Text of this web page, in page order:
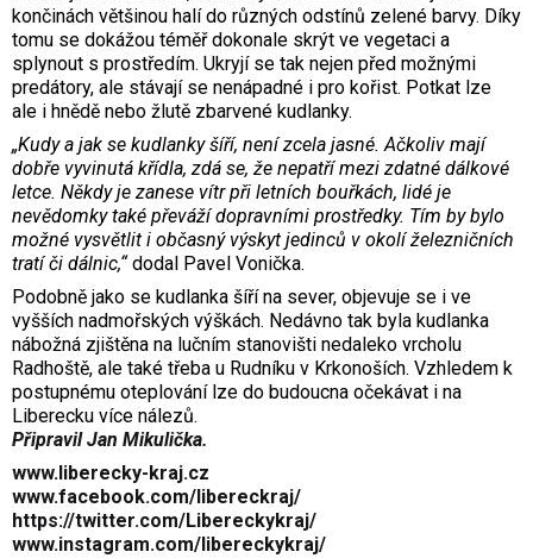
končinách většinou halí do různých odstínů zelené barvy. Díky
tomu se dokážou téměř dokonale skrýt ve vegetaci a
splynout s prostředím. Ukryjí se tak nejen před možnými
predátory, ale stávají se nenápadné i pro kořist. Potkat lze
ale i hnědě nebo žlutě zbarvené kudlanky.
„Kudy a jak se kudlanky šíří, není zcela jasné. Ačkoliv mají
dobře vyvinutá křídla, zdá se, že nepatří mezi zdatné dálkové
letce. Někdy je zanese vítr při letních bouřkách, lidé je
nevědomky také převáží dopravními prostředky. Tím by bylo
možné vysvětlit i občasný výskyt jedinců v okolí železničních
tratí či dálnic,“dodal Pavel Vonička.
Podobně jako se kudlanka šíří na sever, objevuje se i ve
vyšších nadmořských výškách. Nedávno tak byla kudlanka
nábožná zjištěna na lučním stanovišti nedaleko vrcholu
Radhoště, ale také třeba u Rudníku v Krkonoších. Vzhledem k
postupnému oteplování lze do budoucna očekávat i na
Liberecku více nálezů.
Připravil Jan Mikulička.
www.liberecky-kraj.cz
www.facebook.com/libereckraj/
https://twitter.com/Libereckykraj/
www.instagram.com/libereckykraj/